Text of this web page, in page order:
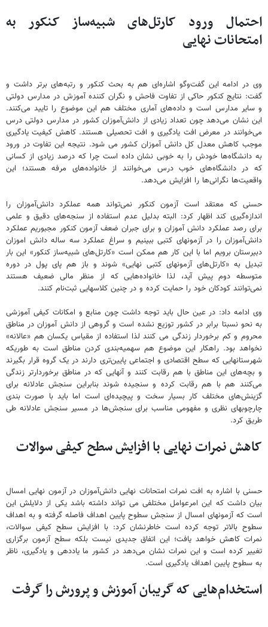
احتمال ورود کارتل‌های شبیه‌ساز کنکور به
امتحانات نهایی
وی در ادامه این گفت‌وگو اشاره‌ای هم به بحث کنکور و رتبه‌های برتر داشت و
گفت: نتایج کنکور حاکی از تفاوت فاحش و نگران کننده آموزش در مدارس دولتی
و سایر مدارس است و داده‌های آماری مختلف هم این موضوع را تایید می‌کنند.
این نشان می‌دهد چون تعداد زیادی از دانش‌آموزان کشور در مدارس دولتی درس
می‌خوانند در معرض افت یادگیری و افت تحصیلی هستند. کاهش کیفیت یادگیری
موجب کاهش معدل کل دانش آموزان کشور می شود. نتیجه این تفاوت در ورود
به دانشگاه‌ها خودش را به خوبی نشان داده است چرا که درصد زیادی از کسانی
که در دانشگاه‌های خوب درس می‌خوانند از خانواده‌های مرفه هستند؛ این
واقعیت‌ها نگرانی‌ها را افزایش می‌دهد.
حسنی که معتقد است آزمون کنکور نمی‌تواند همه عملکرد دانش‌آموزان را
اندازه‌گیری کند اظهار کرد: البته بدلیل عدم استفاده از سنجه‌های دقیق و علمی
برای رصد عملکرد دانش آموزان و برای جبران ضعف آزمون کنکور مجبوریم عملکرد
دانش‌آموزان را در آزمونهای کتبی ببینیم و سراغ عملکرد سه ساله دانش اموزان
دبیرستان برویم اما با این کار هم ممکن است «کارتل‌های شبیه‌ساز کنکور» این بار
تبدیل به «کارتل‌های آزمونهای کتبی نهایی» شوند و باز هم پای پول در دوره
متوسطه دوم پیش آید، لذا خانواده‌هایی که از منظر مالی ضعیف هستند
نمی‌توانند کودکان خود را حمایت کرده و در چنین کلاسهایی ثبت‌نام کنند.
وی ادامه داد: در عین حال باید توجه داشت چون منابع و امکانات کیفی آموزشی
به نحو نسبتا برابر در کشور توزیع نشده است و گروهی از دانش آموزان در مناطق
محروم و کم برخوردار زندگی می کنند لذا استفاده از مقیاس یکسان هم «عالانه»
نخواهد بود. راهکار این موضوع هم سهمیه‌بندی کردن مناطق است به طوریکه
شهرستانهایی که سطح اقتصادی و اجتماعی پایین‌تری دارند در یک گروه قرار بگیرند
و بچه‌های این مناطق با هم رقابت کنند و آنهایی که در مناطق برخوردارتر زندگی
می‌کنند هم با هم رقابت کرده و سنجیده شوند بنابراین سنجش عادلانه برای
گزینش‌های مختلف کار بسیار سخت و پیچیده‌ای است اما باید با صورت بندی
چارچوبهای نظری و مفهومی مناسب برای سنجش‌ها در مسیر سنجش عادلانه طی
طریق کرد.
کاهش نمرات نهایی با افزایش سطح کیفی سوالات
حسنی با اشاره به افت نمرات امتحانات نهایی دانش‌آموزان در آزمون نهایی امسال
بیان داشت که این امرعوامل مختلفی می تواند داشته باشد یکی از دلایلش این
است که آزمونهای امسال از سنجش سطوح پایین اهداف فاصله گرفته و به اهداف
سطوح بالاتر توجه کرده است خاطرنشان کرد: با افزایش سطح کیفی سوالات،
نمرات کاهش خواهد یافت؛ این اتفاق جدیدی نیست بلکه سطح آزمون برگزاری
تغییر کرده است و این نمرات نشان می‌دهد در کشور ما یاددهی و یادگیری، ناظر
به سطوح پایین اهداف یادگیری است.
استخدام‌هایی که گریبان آموزش و پرورش را گرفت